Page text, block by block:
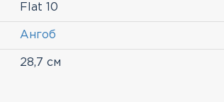
Flat 10
Ангоб
28,7 см